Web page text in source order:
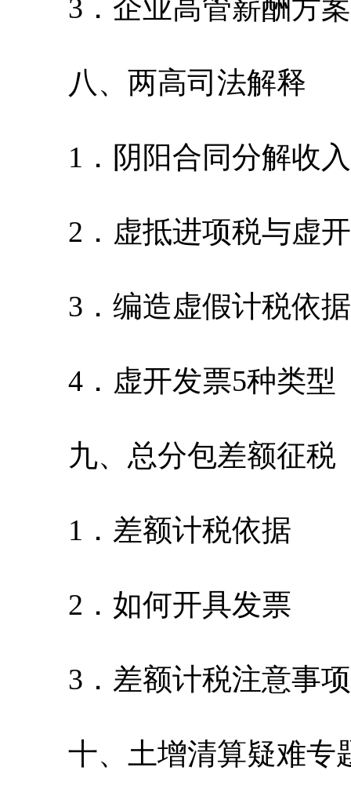
3．企业高管薪酬方案
八、两高司法解释
1．阴阳合同分解收入
2．虚抵进项税与虚
3．编造虚假计税依据
4．虚开发票5种类型
九、总分包差额征税
1．差额计税依据
2．如何开具发票
3．差额计税注意事项
十、土增清算疑难专